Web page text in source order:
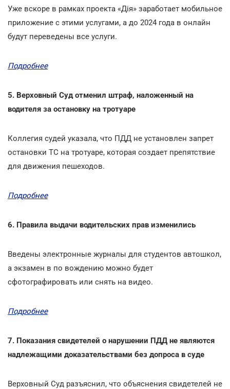
Уже вскоре в рамках проекта «Дія» заработает мобильное
приложение с этими услугами, а до 2024 года в онлайн
будут переведены все услуги.
Подробнее
5. Верховный Суд отменил штраф, наложенный на
водителя за остановку на тротуаре
Коллегия судей указала, что ПДД не установлен запрет
остановки ТС на тротуаре, которая создает препятствие
для движения пешеходов.
Подробнее
6. Правила выдачи водительских прав изменились
Введены электронные журналы для студентов автошкол,
а экзамен в по вождению можно будет
сфотографировать или снять на видео.
Подробнее
7. Показания свидетелей о нарушении ПДД не являются
надлежащими доказательствами без допроса в суде
Верховный Суд разъяснил, что объяснения свидетелей не